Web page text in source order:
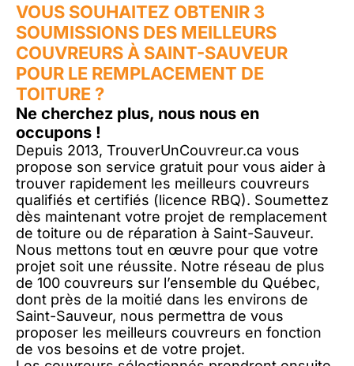
VOUS SOUHAITEZ OBTENIR 3
SOUMISSIONS DES MEILLEURS
COUVREURS À SAINT-SAUVEUR
POUR LE REMPLACEMENT DE
TOITURE ?
Ne cherchez plus, nous nous en
occupons !
Depuis 2013, TrouverUnCouvreur.ca vous
propose son service gratuit pour vous aider à
trouver rapidement les meilleurs couvreurs
qualifiés et certifiés (licence RBQ). Soumettez
dès maintenant votre projet de remplacement
de toiture ou de réparation à Saint-Sauveur.
Nous mettons tout en œuvre pour que votre
projet soit une réussite. Notre réseau de plus
de 100 couvreurs sur l’ensemble du Québec,
dont près de la moitié dans les environs de
Saint-Sauveur, nous permettra de vous
proposer les meilleurs couvreurs en fonction
de vos besoins et de votre projet.